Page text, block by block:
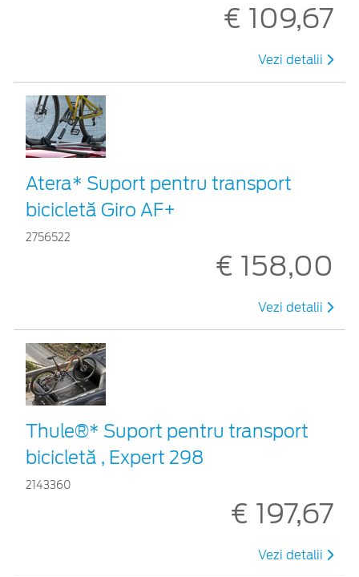
€ 109,67
Vezi detalii
Atera* Suport pentru transport
bicicletă Giro AF+
2756522
€ 158,00
Vezi detalii
Thule®* Suport pentru transport
bicicletă , Expert 298
2143360
€ 197,67
Vezi detalii